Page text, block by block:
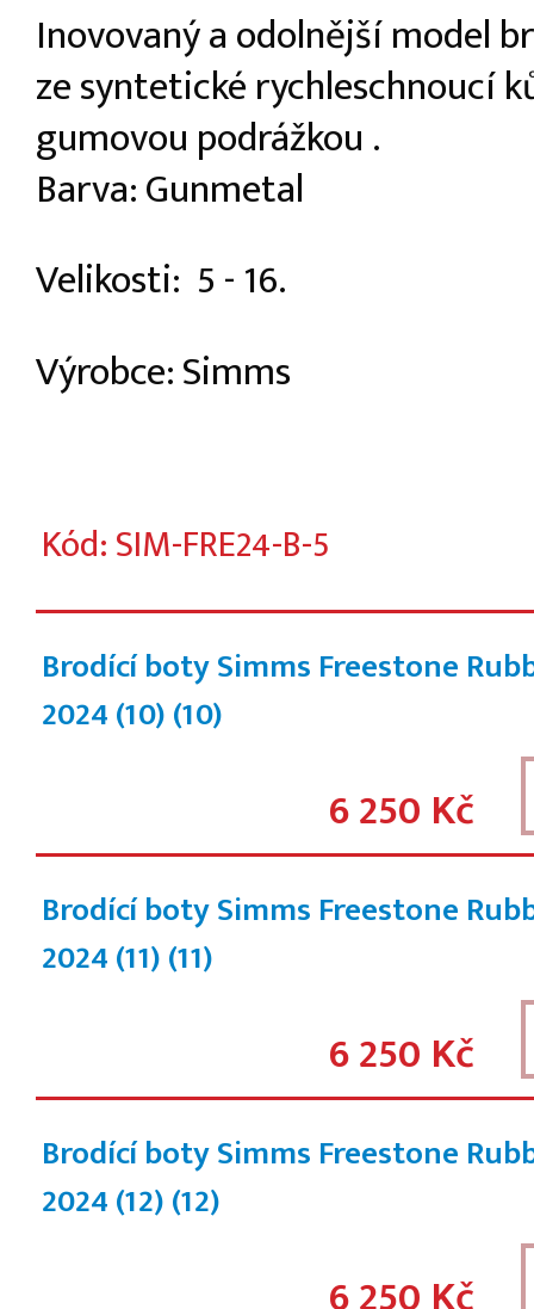
Inovovaný a odolnější model
ze syntetické rychleschnoucí
gumovou podrážkou .
Barva: Gunmetal
Velikosti: 5 - 16.
Výrobce: Simms
Kód: SIM-FRE24-B-5
Brodící boty Simms Freestone
2024 (10)(10)
6 250 Kč
Brodící boty Simms Freestone
2024 (11)(11)
6 250 Kč
Brodící boty Simms Freestone
2024 (12)(12)